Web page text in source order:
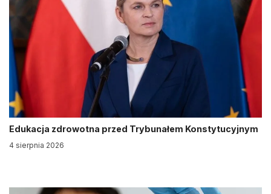
Edukacja zdrowotna przed Trybunałem Konstytucyjnym
4 sierpnia 2026